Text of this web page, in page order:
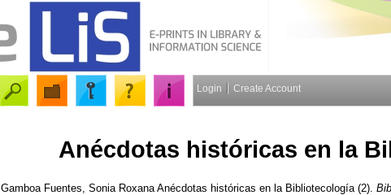
Login Create Account
Anécdotas históricas en la
Gamboa Fuentes, Sonia Roxana Anécdotas históricas en la Bibliotecología (2).